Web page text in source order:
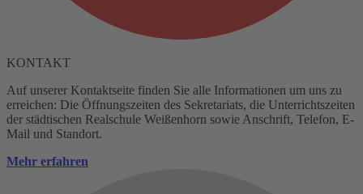
KONTAKT
Auf unserer Kontaktseite finden Sie alle Informationen um uns zu
erreichen: Die Öffnungszeiten des Sekretariats, die Unterrichtszeiten
der städtischen Realschule Weißenhorn sowie Anschrift, Telefon, E-
Mail und Standort.
Mehr erfahren